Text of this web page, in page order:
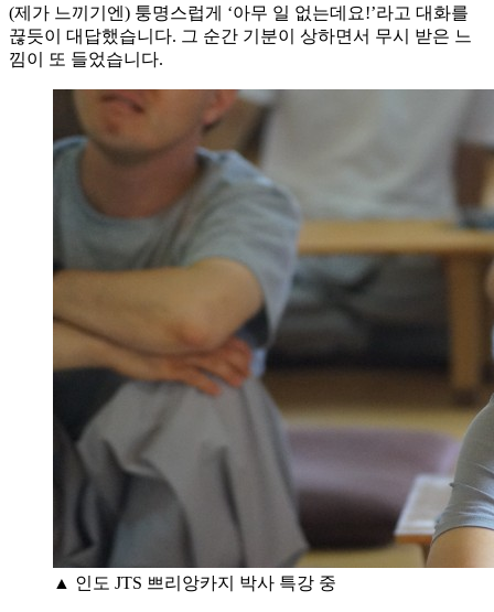
(제가 느끼기엔) 퉁명스럽게 ‘아무 일 없는데요!’라고 대화를
끊듯이 대답했습니다. 그 순간 기분이 상하면서 무시 받은 느
낌이 또 들었습니다.
▲ 인도 JTS 쁘리앙카지 박사 특강 중